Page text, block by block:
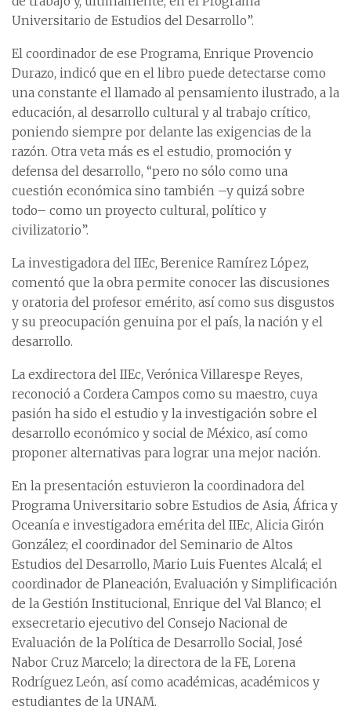
Universitario de Estudios del Desarrollo”.
El coordinador de ese Programa, Enrique Provencio
Durazo, indicó que en el libro puede detectarse como
una constante el llamado al pensamiento ilustrado, a la
educación, al desarrollo cultural y al trabajo crítico,
poniendo siempre por delante las exigencias de la
razón. Otra veta más es el estudio, promoción y
defensa del desarrollo, “pero no sólo como una
cuestión económica sino también –y quizá sobre
todo– como un proyecto cultural, político y
civilizatorio”.
La investigadora del IIEc, Berenice Ramírez López,
comentó que la obra permite conocer las discusiones
y oratoria del profesor emérito, así como sus disgustos
y su preocupación genuina por el país, la nación y el
desarrollo.
La exdirectora del IIEc, Verónica Villarespe Reyes,
reconoció a Cordera Campos como su maestro, cuya
pasión ha sido el estudio y la investigación sobre el
desarrollo económico y social de México, así como
proponer alternativas para lograr una mejor nación.
En la presentación estuvieron la coordinadora del
Programa Universitario sobre Estudios de Asia, África y
Oceanía e investigadora emérita del IIEc, Alicia Girón
González; el coordinador del Seminario de Altos
Estudios del Desarrollo, Mario Luis Fuentes Alcalá; el
coordinador de Planeación, Evaluación y Simplificación
de la Gestión Institucional, Enrique del Val Blanco; el
exsecretario ejecutivo del Consejo Nacional de
Evaluación de la Política de Desarrollo Social, José
Nabor Cruz Marcelo; la directora de la FE, Lorena
Rodríguez León, así como académicas, académicos y
estudiantes de la UNAM.